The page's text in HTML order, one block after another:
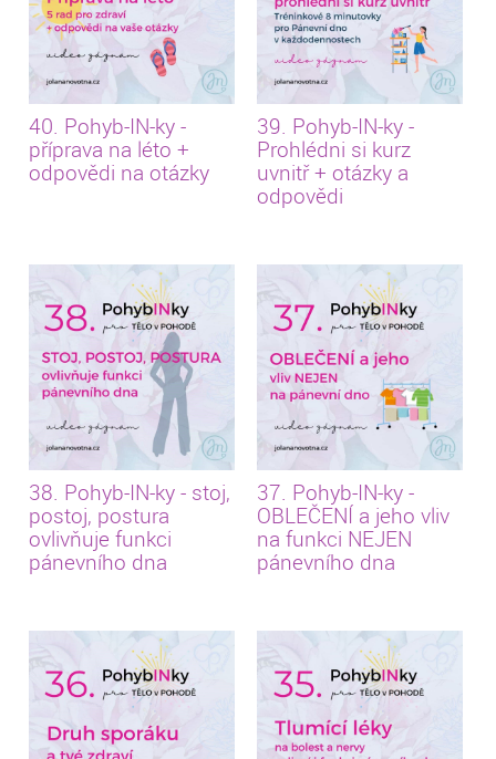
40. Pohyb-IN-ky -
příprava na léto +
odpovědi na otázky
39. Pohyb-IN-ky -
Prohlédni si kurz
uvnitř + otázky a
odpovědi
38. Pohyb-IN-ky - stoj,
postoj, postura
ovlivňuje funkci
pánevního dna
37. Pohyb-IN-ky -
OBLEČENÍ a jeho vliv
na funkci NEJEN
pánevního dna